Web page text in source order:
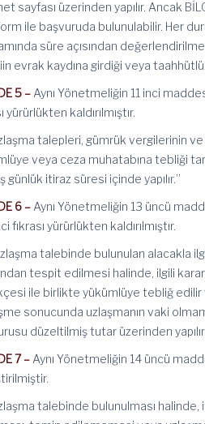
sayfası üzerinden yapılır. Ancak
ile başvuruda bulunulabilir. Her
süre açısından
evrak kaydına girdiği veya
5 – Aynı Yönetmeliğin 11 inci
yürürlükten kaldırılmıştır.
talepleri, gümrük vergilerinin ve
veya ceza muhatabına tebliği
günlük itiraz süresi içinde yapılır.”
6 – Aynı Yönetmeliğin 13 üncü
fıkrası yürürlükten kaldırılmıştır.
talebinde bulunulan alacakla
tespit edilmesi halinde, ilgili
ile birlikte yükümlüye tebliğ edilir
sonucunda uzlaşmanın vaki
düzeltilmiş tutar üzerinden
7 – Aynı Yönetmeliğin 14 üncü
talebinde bulunulması